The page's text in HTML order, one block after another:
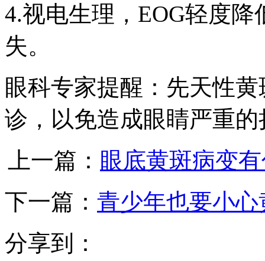
4.视电生理，EOG轻度
失。
眼科专家提醒：先天性
诊，以免造成眼睛严重的
上一篇： 眼底黄斑病变
下一篇： 青少年也要小
分享到：